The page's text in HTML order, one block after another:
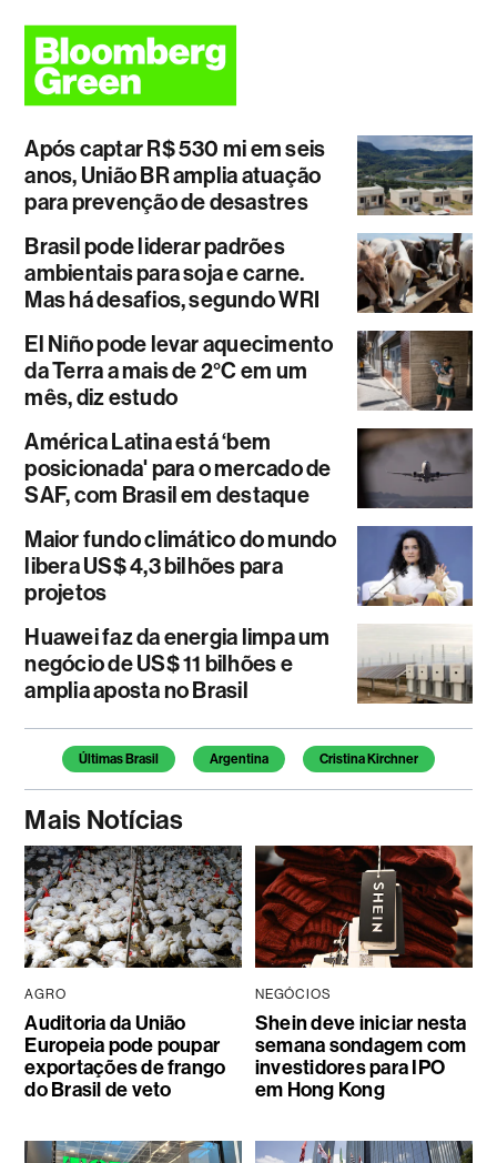
Após captar R$ 530 mi em seis
anos, União BR amplia atuação
para prevenção de desastres
Brasil pode liderar padrões
ambientais para soja e carne.
Mas há desafios, segundo WRI
El Niño pode levar aquecimento
da Terra a mais de 2°C em um
mês, diz estudo
América Latina está ‘bem
posicionada' para o mercado de
SAF, com Brasil em destaque
Maior fundo climático do mundo
libera US$ 4,3 bilhões para
projetos
Huawei faz da energia limpa um
negócio de US$ 11 bilhões e
amplia aposta no Brasil
Temas deste artigo
Últimas Brasil Argentina Cristina Kirchner
Mais Notícias
AGRO
Auditoria da União
Europeia pode poupar
exportações de frango
do Brasil de veto
NEGÓCIOS
Shein deve iniciar nesta
semana sondagem com
investidores para IPO
em Hong Kong